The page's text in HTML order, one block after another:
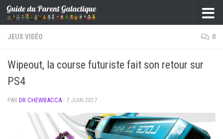
Skip to content
JEUX VIDÉO 0
Wipeout, la course futuriste fait son retour sur
PS4
PAR DR CHEWBACCA · 7 JUIN 2017